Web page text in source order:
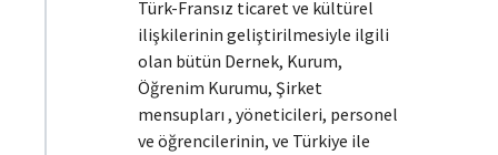
Türk-Fransız ticaret ve kültürel
ilişkilerinin geliştirilmesiyle ilgili
olan bütün Dernek, Kurum,
Öğrenim Kurumu, Şirket
mensupları , yöneticileri, personel
ve öğrencilerinin, ve Türkiye ile